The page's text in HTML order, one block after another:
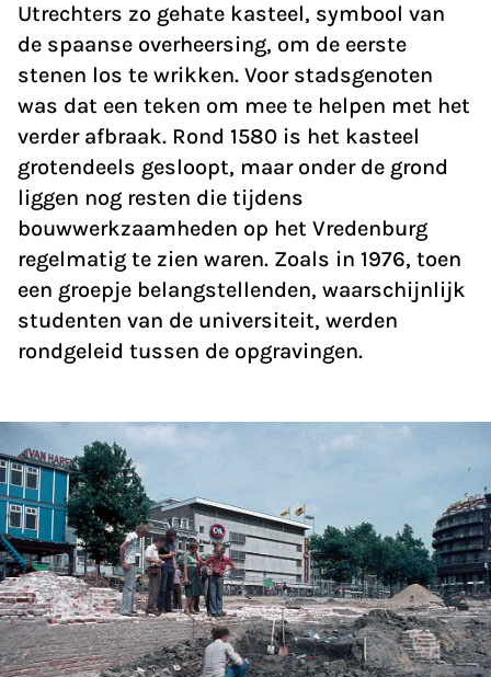
Utrechters zo gehate kasteel, symbool van
de spaanse overheersing, om de eerste
stenen los te wrikken. Voor stadsgenoten
was dat een teken om mee te helpen met het
verder afbraak. Rond 1580 is het kasteel
grotendeels gesloopt, maar onder de grond
liggen nog resten die tijdens
bouwwerkzaamheden op het Vredenburg
regelmatig te zien waren. Zoals in 1976, toen
een groepje belangstellenden, waarschijnlijk
studenten van de universiteit, werden
rondgeleid tussen de opgravingen.